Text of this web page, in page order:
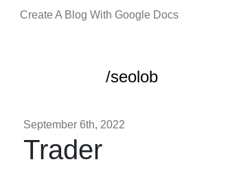
Create A Blog With Google Docs
/seolob
September 6th, 2022
Trader